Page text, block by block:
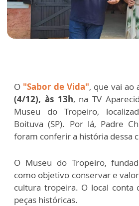
O "Sabor de Vida", que vai ao
(4/12), às 13h, na TV
Museu do Tropeiro,
Boituva (SP). Por lá, Padre
foram conferir a história dessa
O Museu do Tropeiro,
como objetivo conservar e
cultura tropeira. O local conta
peças históricas.